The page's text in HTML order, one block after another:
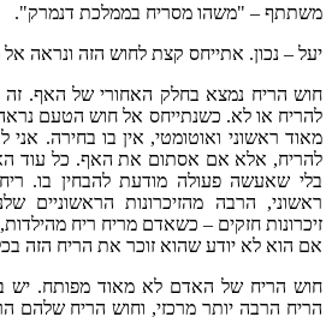
משתתף – "משהו מסריח בממלכת דנמרק".
יעל – נכון. אתייחס קצת לחוש הזה ונראה
חוש הריח נמצא בחלק האחורי של האף.
להריח או לא. כשנתייחס אל חוש הטעם
מאוד ראשוני ואוטומטי, אין בו בחירה. אני
להריח, אלא אם אסתום את האף. כל עוד
בלי שאעשה פעולה מודעת להבחין בו.
ראשוני, הרבה מהזיכרונות הראשוניים
זיכרונות חזקים – כשאדם מריח ריח
אם הוא לא יודע שהוא זוכר את הריח הזה
חוש הריח של האדם לא מאוד מפותח. יש
הריח הרבה יותר מרכזי, וחוש הריח שלהם